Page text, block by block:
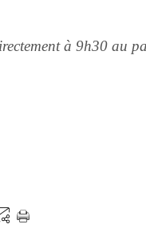
à 9h30 au